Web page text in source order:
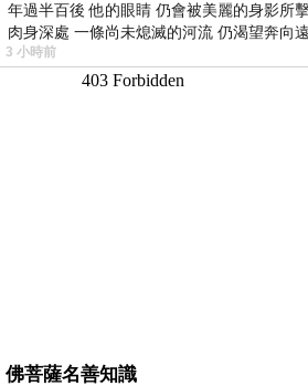
年過半百後 他的眼睛 仍會被美麗的身影所
肉身深處 一條尚未熄滅的河流 仍渴望奔向
3 小時前
佛菩薩名善知識